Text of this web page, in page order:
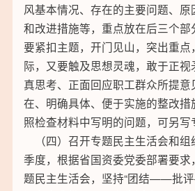
风基本情况、存在的主要问题、
和改进措施等，重点放在后三个部
要紧扣主题，开门见山，突出重点
际，又要触及思想灵魂，敢于正视
真思考、正面回应职工群众所提意
在、明确具体、便于实施的整改措
照检查材料中写明的问题，可另写
（四）召开专题民主生活会和组
季度，根据省国资委党委部署要
题民主生活会，坚持“团结——批